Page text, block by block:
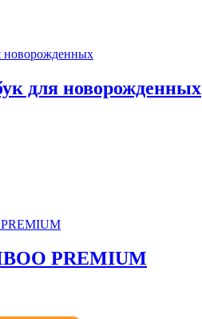
для новорожденных
PREMIUM